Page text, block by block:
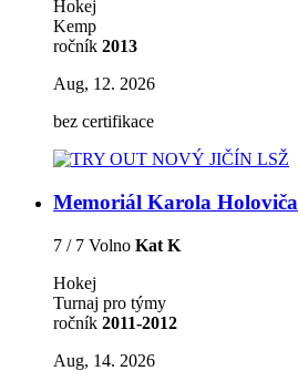
Hokej
Kemp
ročník 2013
Aug, 12. 2026
bez certifikace
Memoriál Karola Holoviča
7 / 7 Volno Kat K
Hokej
Turnaj pro týmy
ročník 2011-2012
Aug, 14. 2026